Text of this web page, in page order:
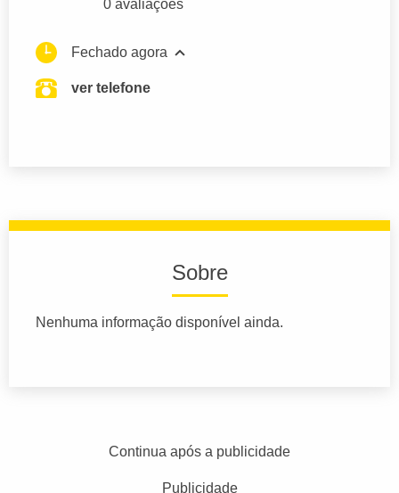
0 avaliações
Fechado agora
ver telefone
Sobre
Nenhuma informação disponível ainda.
Continua após a publicidade
Publicidade